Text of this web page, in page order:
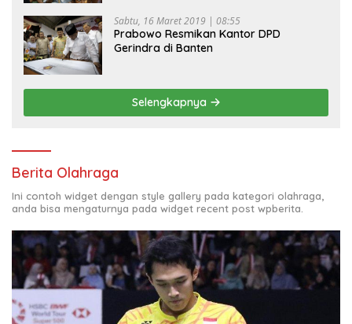
Sabtu, 16 Maret 2019 | 08:55
Prabowo Resmikan Kantor DPD
Gerindra di Banten
Selengkapnya
Berita Olahraga
Ini contoh widget dengan style gallery pada kategori olahraga,
anda bisa mengaturnya pada widget recent post wpberita.